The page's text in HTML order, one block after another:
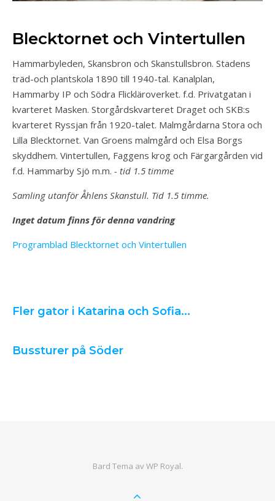
Blecktornet och Vintertullen
Hammarbyleden, Skansbron och Skanstullsbron. Stadens
träd-och plantskola 1890 till 1940-tal. Kanalplan,
Hammarby IP och Södra Flickläroverket. f.d. Privatgatan i
kvarteret Masken. Storgårdskvarteret Draget och SKB:s
kvarteret Ryssjan från 1920-talet. Malmgårdarna Stora och
Lilla Blecktornet. Van Groens malmgård och Elsa Borgs
skyddhem. Vintertullen, Faggens krog och Färgargården vid
f.d. Hammarby Sjö m.m. - tid 1.5 timme
Samling utanför Åhlens Skanstull. Tid 1.5 timme.
Inget datum finns för denna vandring
Programblad Blecktornet och Vintertullen
Fler gator i Katarina och Sofia...
Bussturer på Söder
Bard Tema avWP Royal.